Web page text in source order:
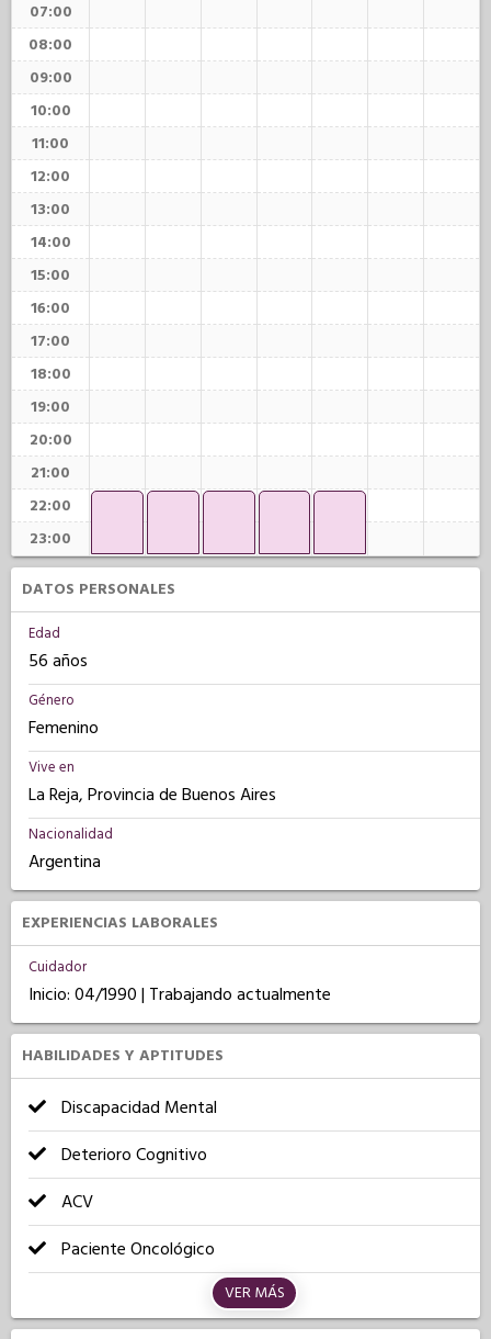
07:00
08:00
09:00
10:00
11:00
12:00
13:00
14:00
15:00
16:00
17:00
18:00
19:00
20:00
21:00
22:00
23:00
DATOS PERSONALES
Edad
56 años
Género
Femenino
Vive en
La Reja, Provincia de Buenos Aires
Nacionalidad
Argentina
EXPERIENCIAS LABORALES
Cuidador
Inicio: 04/1990 | Trabajando actualmente
HABILIDADES Y APTITUDES
Discapacidad Mental
Deterioro Cognitivo
ACV
Paciente Oncológico
VER MÁS